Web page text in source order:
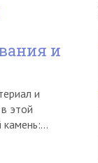
и
и
этой
камень:…